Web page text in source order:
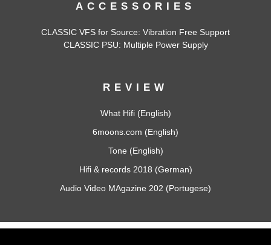
ACCESSORIES
CLASSIC VFS for Source: Vibration Free Support
CLASSIC PSU: Multiple Power Supply
REVIEW
What Hifi (English)
6moons.com (English)
Tone (English)
Hifi & records 2018 (German)
Audio Video MAgazine 202 (Portugese)